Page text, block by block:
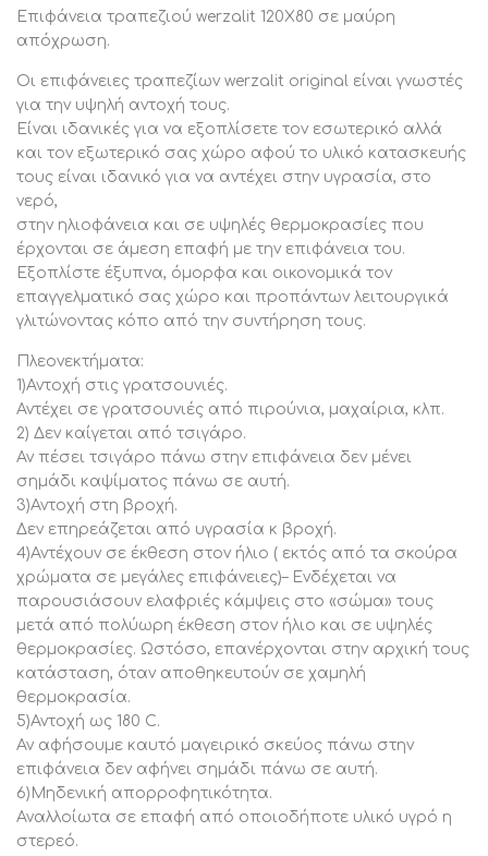
παρουσιάσουν ελαφριές κάμψεις στο «σώμα» τους
μετά από πολύωρη έκθεση στον ήλιο και σε υψηλές
κατάσταση, όταν αποθηκευτούν σε χαμηλή
θερμοκρασία.
5)Αντοχή ως 180 C.
Αν αφήσουμε καυτό μαγειρικό σκεύος πάνω στην
επιφάνεια δεν αφήνει σημάδι πάνω σε αυτή.
6)Μηδενική απορροφητικότητα.
Αναλλοίωτα σε επαφή από οποιοδήποτε υλικό υγρό η
στερεό.
7)Πολύ εύκολο καθάρισμα λόγω της λείας επιφάνειας.
8)Στρογγυλεμένες γωνίες κ άκρες για μεγαλύτερη
9)Μεγάλη ποικιλία μεγεθών και σχεδίων που καλύπτουν
κάθε ανάγκη.
Πάχος επιφάνειας 20,5mm και η κρέμαση είναι 35mm.
ΠΡΟΣΟΧΗ* Η βάση στήριξης του τραπεζιού θα πρέπει
ιδανικά να καλύπτει το 70% της επιφάνειας.
Σημαντική Σημείωση
Προτού τοποθετήσετε τις βίδες, θα πρέπει να ελέγξετε
το μέγεθός τους, για την αποφυγή φθοράς της
επιφάνειας.
(Εάν τοποθετηθούν λανθασμένες βίδες η επιφάνεια θα
υποστεί φθορά καθώς οι βίδες θα την διαπεράσουν.
Για την αποφυγή φθοράς του προϊόντος συνιστάτε να
ελέγχετε το μέγεθος της βίδας προτού τοποθετηθεί
στην επιφάνεια, ακόμα και αν οι βίδες προέρχονται
από την εταιρεία μας ή τις αγοράσετε εσείς από το
εμπόριο.)
Επιφάνεια τραπεζιού werzalit 120X80 σε μαύρη
απόχρωση.
Οι επιφάνειες τραπεζίων werzalit original είναι γνωστές
για την υψηλή αντοχή τους.
Είναι ιδανικές για να εξοπλίσετε τον εσωτερικό αλλά
και τον εξωτερικό σας χώρο αφού το υλικό κατασκευής
τους είναι ιδανικό για να αντέχει στην υγρασία, στο
νερό,
στην ηλιοφάνεια και σε υψηλές θερμοκρασίες που
έρχονται σε άμεση επαφή με την επιφάνεια του.
Εξοπλίστε έξυπνα, όμορφα και οικονομικά τον
επαγγελματικό σας χώρο και προπάντων λειτουργικά
γλιτώνοντας κόπο από την συντήρηση τους.
Πλεονεκτήματα:
1)Αντοχή στις γρατσουνιές.
Αντέχει σε γρατσουνιές από πιρούνια, μαχαίρια, κλπ.
2) Δεν καίγεται από τσιγάρο.
Αν πέσει τσιγάρο πάνω στην επιφάνεια δεν μένει
σημάδι καψίματος πάνω σε αυτή.
3)Αντοχή στη βροχή.
Δεν επηρεάζεται από υγρασία κ βροχή.
4)Αντέχουν σε έκθεση στον ήλιο ( εκτός από τα σκούρα
χρώματα σε μεγάλες επιφάνειες)– Ενδέχεται να
παρουσιάσουν ελαφριές κάμψεις στο «σώμα» τους
μετά από πολύωρη έκθεση στον ήλιο και σε υψηλές
θερμοκρασίες. Ωστόσο, επανέρχονται στην αρχική τους
κατάσταση, όταν αποθηκευτούν σε χαμηλή
θερμοκρασία.
5)Αντοχή ως 180 C.
Αν αφήσουμε καυτό μαγειρικό σκεύος πάνω στην
επιφάνεια δεν αφήνει σημάδι πάνω σε αυτή.
6)Μηδενική απορροφητικότητα.
Αναλλοίωτα σε επαφή από οποιοδήποτε υλικό υγρό η
στερεό.